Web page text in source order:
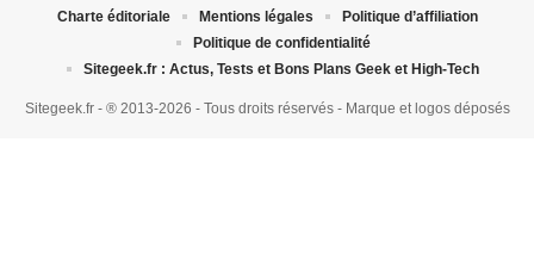
Sitegeek.fr - ® 2013-2026 - Tous droits réservés - Marque et logos déposés
Charte éditoriale Mentions légales
Politique d’affiliation
Politique de confidentialité
Sitegeek.fr : Actus, Tests et Bons Plans Geek et High-Tech